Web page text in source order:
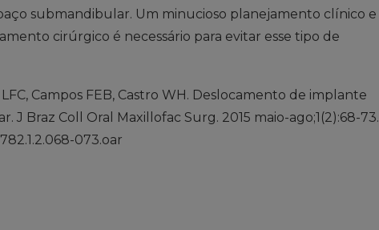
submandibular. Um minucioso planejamento clínico e
cirúrgico é necessário para evitar esse tipo de
Campos FEB, Castro WH. Deslocamento de implante
J Braz Coll Oral Maxillofac Surg. 2015 maio-ago;1(2):68-73.
073.oar